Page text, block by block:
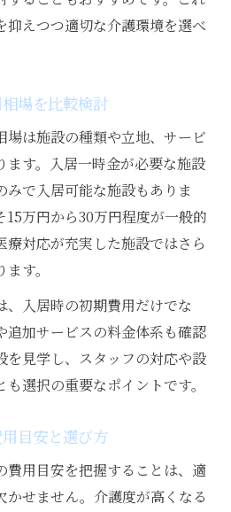
抑えつつ適切な介護環境を選べ
場を比較検討
場は施設の種類や立地、サービ
ます。入居一時金が必要な施設
みで入居可能な施設もありま
15万円から30万円程度が一般的
対応が充実した施設ではさら
す。
、入居時の初期費用だけでな
追加サービスの料金体系も確認
を見学し、スタッフの対応や設
選択の重要なポイントです。
目安と選び方
費用目安を把握することは、適
かせません。介護度が高くなる